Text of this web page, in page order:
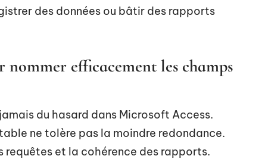
des données ou bâtir des rapports
nommer efficacement les champs
du hasard dans Microsoft Access.
ne tolère pas la moindre redondance.
et la cohérence des rapports.